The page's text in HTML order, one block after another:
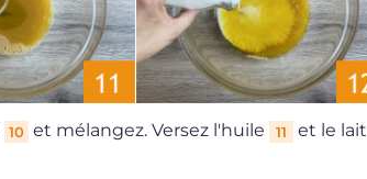
10 et mélangez. Versez l'huile 11 et le lait